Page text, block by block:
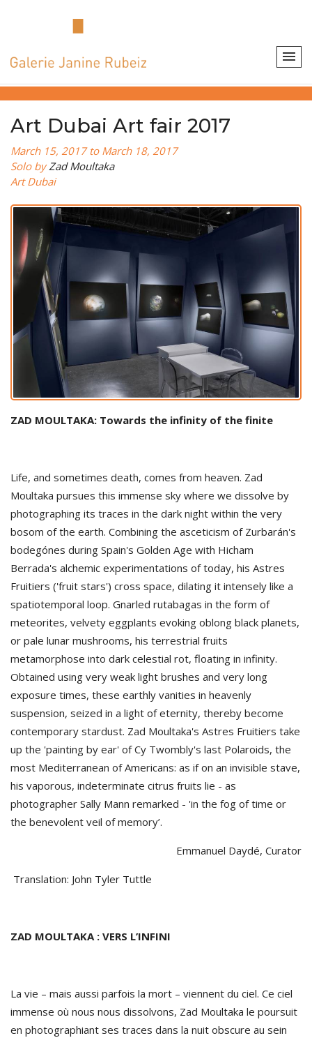
Art Dubai Art fair 2017
March 15, 2017 to March 18, 2017
Solo byZad Moultaka
Art Dubai
ZAD MOULTAKA: Towards the infinity of the finite
Life, and sometimes death, comes from heaven. Zad
Moultaka pursues this immense sky where we dissolve by
photographing its traces in the dark night within the very
bosom of the earth. Combining the asceticism of Zurbarán's
bodegónes during Spain's Golden Age with Hicham
Berrada's alchemic experimentations of today, his Astres
Fruitiers ('fruit stars') cross space, dilating it intensely like a
spatiotemporal loop. Gnarled rutabagas in the form of
meteorites, velvety eggplants evoking oblong black planets,
or pale lunar mushrooms, his terrestrial fruits
metamorphose into dark celestial rot, floating in infinity.
Obtained using very weak light brushes and very long
exposure times, these earthly vanities in heavenly
suspension, seized in a light of eternity, thereby become
contemporary stardust. Zad Moultaka's Astres Fruitiers take
up the 'painting by ear' of Cy Twombly's last Polaroids, the
most Mediterranean of Americans: as if on an invisible stave,
his vaporous, indeterminate citrus fruits lie - as
photographer Sally Mann remarked - 'in the fog of time or
the benevolent veil of memory’.
Emmanuel Daydé, Curator
Translation: John Tyler Tuttle
ZAD MOULTAKA : VERS L’INFINI
La vie – mais aussi parfois la mort – viennent du ciel. Ce ciel
immense où nous nous dissolvons, Zad Moultaka le poursuit
en photographiant ses traces dans la nuit obscure au sein